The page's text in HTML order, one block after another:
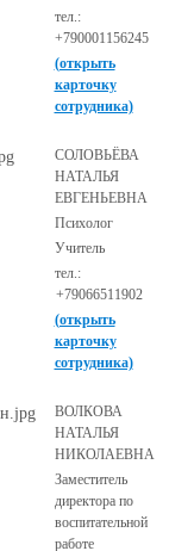
тел.:
+790001156245
(открыть
карточку
сотрудника)
СОЛОВЬЁВА
НАТАЛЬЯ
ЕВГЕНЬЕВНА
Психолог
Учитель
тел.:
+79066511902
(открыть
карточку
сотрудника)
ВОЛКОВА
НАТАЛЬЯ
НИКОЛАЕВНА
Заместитель
директора по
воспитательной
работе